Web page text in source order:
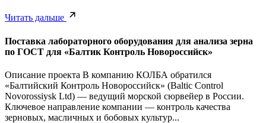
Читать дальше
Поставка лабораторного оборудования для анализа зерна
по ГОСТ для «Балтик Контроль Новороссийск»
Описание проекта В компанию КОЛБА обратился
«Балтийский Контроль Новороссийск» (Baltic Control
Novorossiysk Ltd) — ведущий морской сюрвейер в России.
Ключевое направление компании — контроль качества
зерновых, масличных и бобовых культур...